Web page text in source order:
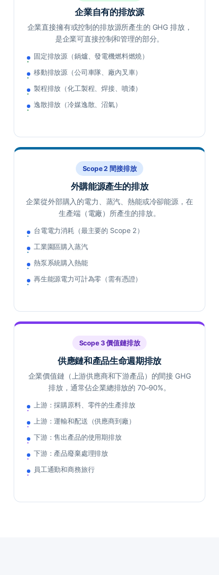
企業自有的排放源
企業直接擁有或控制的排放源所產生的 GHG 排放，
是企業可直接控制和管理的部分。
固定排放源（鍋爐、發電機燃料燃燒）
移動排放源（公司車隊、廠內叉車）
製程排放（化工製程、焊接、噴漆）
逸散排放（冷媒逸散、沼氣）
Scope 2 間接排放
外購能源產生的排放
企業從外部購入的電力、蒸汽、熱能或冷卻能源，在
生產端（電廠）所產生的排放。
台電電力消耗（最主要的 Scope 2）
工業園區購入蒸汽
熱泵系統購入熱能
再生能源電力可計為零（需有憑證）
Scope 3 價值鏈排放
供應鏈和產品生命週期排放
企業價值鏈（上游供應商和下游產品）的間接 GHG
排放，通常佔企業總排放的 70–90%。
上游：採購原料、零件的生產排放
上游：運輸和配送（供應商到廠）
下游：售出產品的使用期排放
下游：產品廢棄處理排放
員工通勤和商務旅行